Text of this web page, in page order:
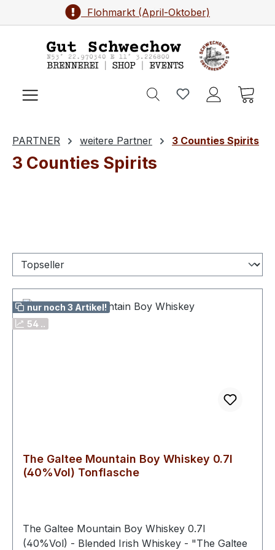
Zum Hauptinhalt springenFlohmarkt (April-Oktober)
Brennereifest (September)
PARTNER weitere Partner 3 Counties Spirits
3 Counties Spirits
nur noch 3 Artikel!
54 ..
The Galtee Mountain Boy Whiskey 0.7l
(40%Vol) Tonflasche
The Galtee Mountain Boy Whiskey 0.7l
(40%Vol) - Blended Irish Whiskey - "The Galtee